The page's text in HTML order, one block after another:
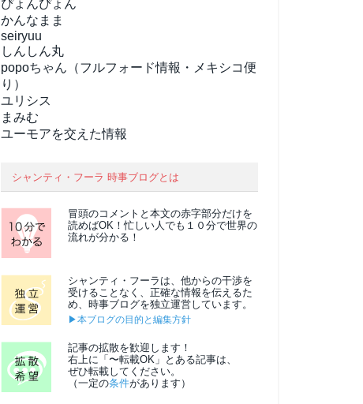
ぴょんぴょん
かんなまま
seiryuu
しんしん丸
popoちゃん（フルフォード情報・メキシコ便
り）
ユリシス
まみむ
ユーモアを交えた情報
シャンティ・フーラ 時事ブログとは
冒頭のコメントと本文の赤字部分だけを
読めばOK！忙しい人でも１０分で世界の
流れが分かる！
シャンティ・フーラは、他からの干渉を
受けることなく、正確な情報を伝えるた
め、時事ブログを独立運営しています。
▶本ブログの目的と編集方針
記事の拡散を歓迎します！
右上に「〜転載OK」とある記事は、
ぜひ転載してください。
（一定の条件があります）